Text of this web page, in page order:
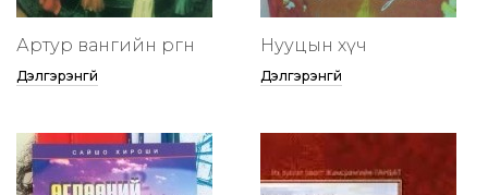
Артур вангийн өргөөнөө
Дэлгэрэнгүй
Нууцын хүч
Дэлгэрэнгүй